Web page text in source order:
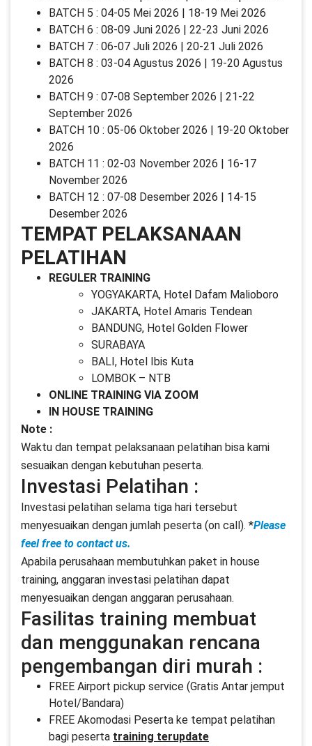
BATCH 5 : 04-05 Mei 2026 | 18-19 Mei 2026
BATCH 6 : 08-09 Juni 2026 | 22-23 Juni 2026
BATCH 7 : 06-07 Juli 2026 | 20-21 Juli 2026
BATCH 8 : 03-04 Agustus 2026 | 19-20 Agustus
2026
BATCH 9 : 07-08 September 2026 | 21-22
September 2026
BATCH 10 : 05-06 Oktober 2026 | 19-20 Oktober
2026
BATCH 11 : 02-03 November 2026 | 16-17
November 2026
BATCH 12 : 07-08 Desember 2026 | 14-15
Desember 2026
TEMPAT PELAKSANAAN
PELATIHAN
REGULER TRAINING
YOGYAKARTA, Hotel Dafam Malioboro
JAKARTA, Hotel Amaris Tendean
BANDUNG, Hotel Golden Flower
SURABAYA
BALI, Hotel Ibis Kuta
LOMBOK – NTB
ONLINE TRAINING VIA ZOOM
IN HOUSE TRAINING
Note :
Waktu dan tempat pelaksanaan pelatihan bisa kami
sesuaikan dengan kebutuhan peserta.
Investasi Pelatihan :
Investasi pelatihan selama tiga hari tersebut
menyesuaikan dengan jumlah peserta (on call). *Please
feel free to contact us.
Apabila perusahaan membutuhkan paket in house
training, anggaran investasi pelatihan dapat
menyesuaikan dengan anggaran perusahaan.
Fasilitas training membuat
dan menggunakan rencana
pengembangan diri murah :
FREE Airport pickup service (Gratis Antar jemput
Hotel/Bandara)
FREE Akomodasi Peserta ke tempat pelatihan
bagi peserta training terupdate